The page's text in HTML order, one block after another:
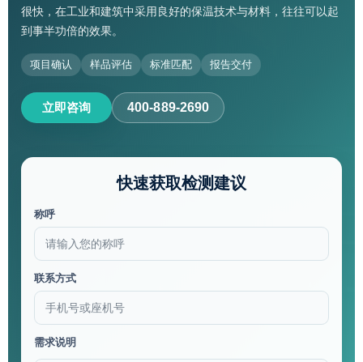
很快，在工业和建筑中采用良好的保温技术与材料，往往可以起
到事半功倍的效果。
项目确认 样品评估 标准匹配 报告交付
立即咨询 400-889-2690
快速获取检测建议
称呼
联系方式
需求说明